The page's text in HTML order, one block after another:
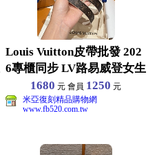
Louis Vuitton皮帶批發 202
6專櫃同步 LV路易威登女生
1680 元 會員 1250 元
米亞復刻精品購物網
www.fb520.com.tw